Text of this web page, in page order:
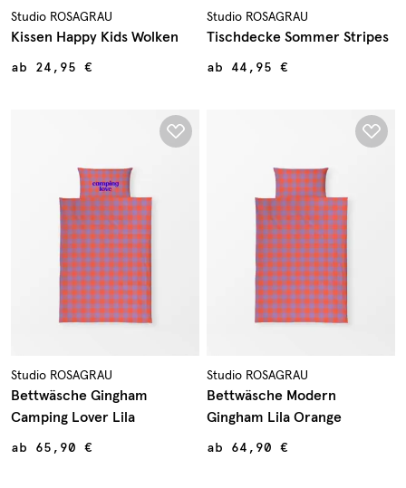
Studio ROSAGRAU
Kissen Happy Kids Wolken
ab 24,95 €
Studio ROSAGRAU
Tischdecke Sommer Stripes
ab 44,95 €
Studio ROSAGRAU
Bettwäsche Gingham
Camping Lover Lila
ab 65,90 €
Studio ROSAGRAU
Bettwäsche Modern
Gingham Lila Orange
ab 64,90 €